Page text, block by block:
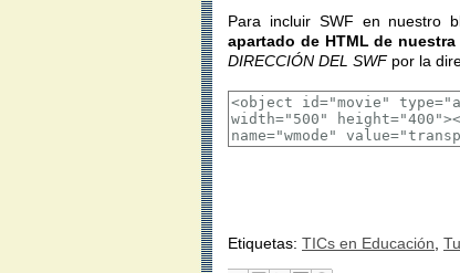
Para incluir SWF en nuestro
apartado de HTML de
DIRECCIÓN DEL SWFpor la
Etiquetas: TICs en Educación